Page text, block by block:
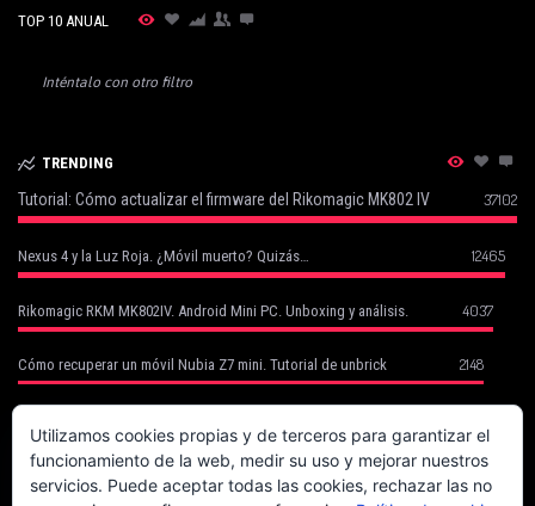
TOP 10 ANUAL
Inténtalo con otro filtro
TRENDING
Tutorial: Cómo actualizar el firmware del Rikomagic MK802 IV 37102
Nexus 4 y la Luz Roja. ¿Móvil muerto? Quizás… 12465
Rikomagic RKM MK802IV. Android Mini PC. Unboxing y análisis. 4037
Cómo recuperar un móvil Nubia Z7 mini. Tutorial de unbrick 2148
real)
1752
Canon EOS 70D. La fiera del enfoque. 1702
Utilizamos cookies propias y de terceros para garantizar el
funcionamiento de la web, medir su uso y mejorar nuestros
servicios. Puede aceptar todas las cookies, rechazar las no